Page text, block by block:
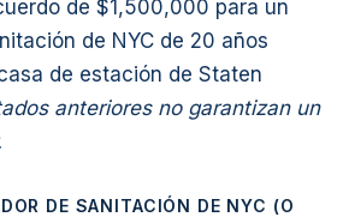
de $1,500,000 para un
de NYC de 20 años
de estación de Staten
anteriores no garantizan un
DE SANITACIÓN DE NYC (O